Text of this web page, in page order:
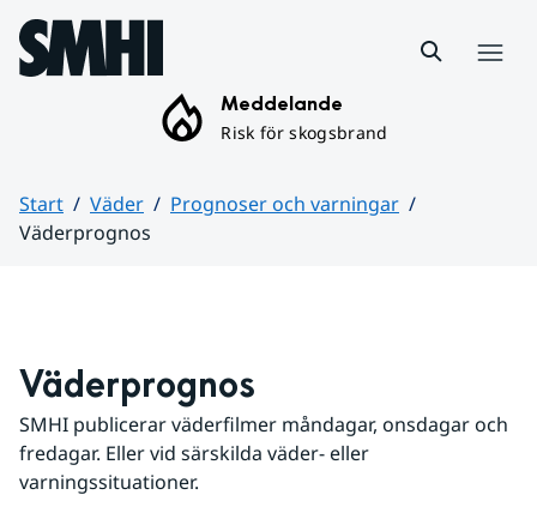
Hoppa till sidans innehåll
Meddelande
Risk för skogsbrand
Start Väder
Prognoser och varningar
Väderprognos
Väderprognos
SMHI publicerar väderfilmer måndagar, onsdagar och
fredagar. Eller vid särskilda väder- eller
varningssituationer.